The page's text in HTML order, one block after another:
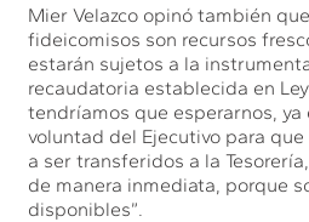
Mier Velazco opinó también
fideicomisos son recursos
estarán sujetos a la
recaudatoria establecida en
tendríamos que esperarnos, ya
voluntad del Ejecutivo para
a ser transferidos a la
de manera inmediata, porque
disponibles”.